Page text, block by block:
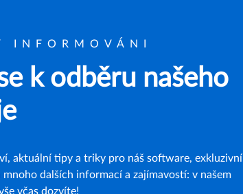
INFORMOVÁNI
k odběru našeho
aktuální tipy a triky pro náš software, exkluzivní
mnoho dalších informací a zajímavostí: v našem
včas dozvíte!